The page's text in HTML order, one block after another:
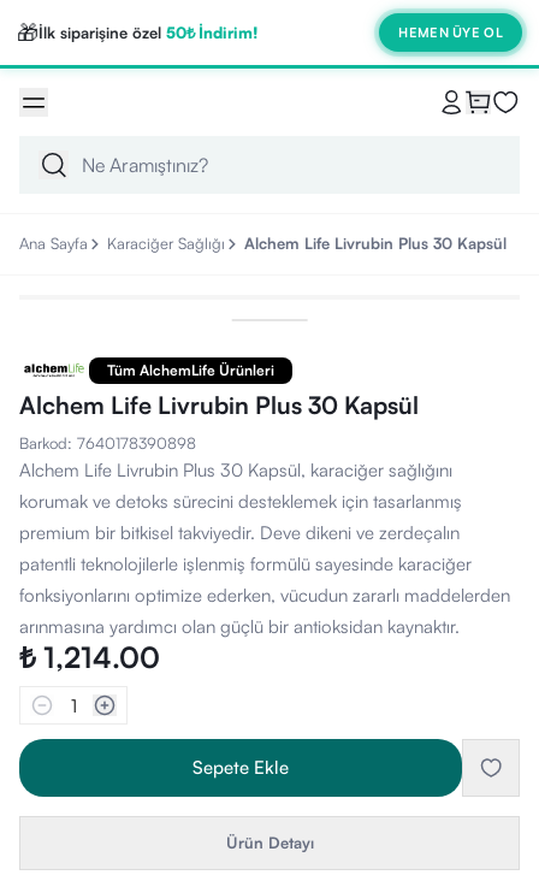
🎁İlk siparişine özel 50₺ İndirim! HEMEN ÜYE OL
Ana Sayfa Karaciğer Sağlığı Alchem Life Livrubin Plus 30 Kapsül
Tüm AlchemLife Ürünleri
Alchem Life Livrubin Plus 30 Kapsül
Barkod: 7640178390898
Alchem Life Livrubin Plus 30 Kapsül, karaciğer sağlığını
korumak ve detoks sürecini desteklemek için tasarlanmış
premium bir bitkisel takviyedir. Deve dikeni ve zerdeçalın
patentli teknolojilerle işlenmiş formülü sayesinde karaciğer
fonksiyonlarını optimize ederken, vücudun zararlı maddelerden
arınmasına yardımcı olan güçlü bir antioksidan kaynaktır.
₺ 1,214.00
1
Sepete Ekle
Ürün Detayı